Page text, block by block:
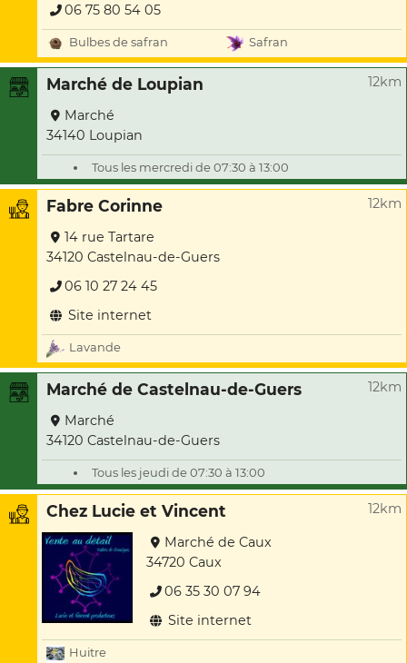
06 75 80 54 05
Bulbes de safran Safran
Marché de Loupian 12km
Marché
34140 Loupian
Tous les mercredi de 07:30 à 13:00
Fabre Corinne 12km
14 rue Tartare
34120 Castelnau-de-Guers
06 10 27 24 45
Site internet
Lavande
Marché de Castelnau-de-Guers 12km
Marché
34120 Castelnau-de-Guers
Tous les jeudi de 07:30 à 13:00
Chez Lucie et Vincent 12km
Marché de Caux
34720 Caux
06 35 30 07 94
Site internet
Huitre